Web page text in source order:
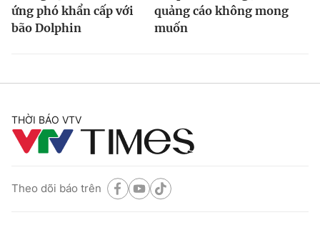
ứng phó khẩn cấp với
bão Dolphin
quảng cáo không mong
muốn
THỜI BÁO VTV
Theo dõi báo trên